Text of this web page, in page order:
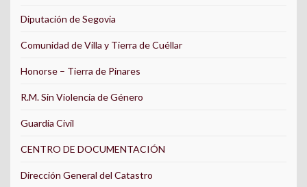
Diputación de Segovia
Comunidad de Villa y Tierra de Cuéllar
Honorse – Tierra de Pinares
R.M. Sin Violencia de Género
Guardia Civil
CENTRO DE DOCUMENTACIÓN
Dirección General del Catastro